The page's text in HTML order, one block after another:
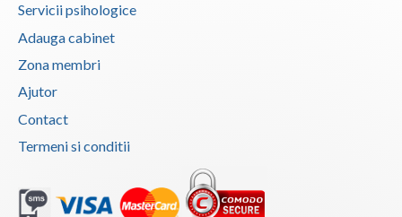
Servicii psihologice
Adauga cabinet
Zona membri
Ajutor
Contact
Termeni si conditii